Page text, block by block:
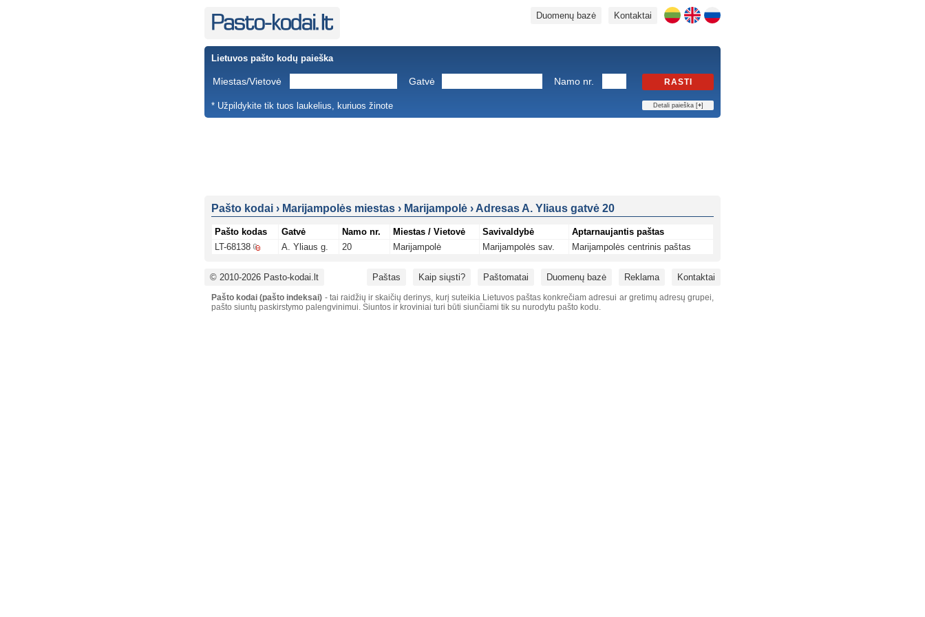
Kontaktai
Duomenų bazė
Lietuvos pašto kodų paieška
Miestas/Vietovė Gatvė Namo nr. RASTI
* Užpildykite tik tuos laukelius, kuriuos žinote Detali paieška [+]
Pašto kodai › Marijampolės miestas › Marijampolė › Adresas A. Yliaus gatvė 20
Pašto kodas Gatvė Namo nr. Miestas / Vietovė Savivaldybė
Aptarnaujantis paštas
LT-68138
A. Yliaus g. 20 Marijampolė Marijampolės sav. Marijampolės centrinis paštas
© 2010-2026 Pasto-kodai.lt Paštas Kaip siųsti? Paštomatai Duomenų bazė Reklama Kontaktai
Pašto kodai (pašto indeksai) - tai raidžių ir skaičių derinys, kurį suteikia Lietuvos paštas konkrečiam adresui ar gretimų adresų grupei,
pašto siuntų paskirstymo palengvinimui. Siuntos ir kroviniai turi būti siunčiami tik su nurodytu pašto kodu.